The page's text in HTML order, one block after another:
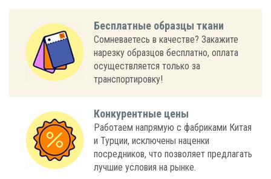
Бесплатные образцы ткани
Сомневаетесь в качестве? Закажите
нарезку образцов бесплатно, оплата
осуществляется только за
транспортировку!
Конкурентные цены
Работаем напрямую с фабриками Китая
и Турции, исключены наценки
посредников, что позволяет предлагать
лучшие условия на рынке.